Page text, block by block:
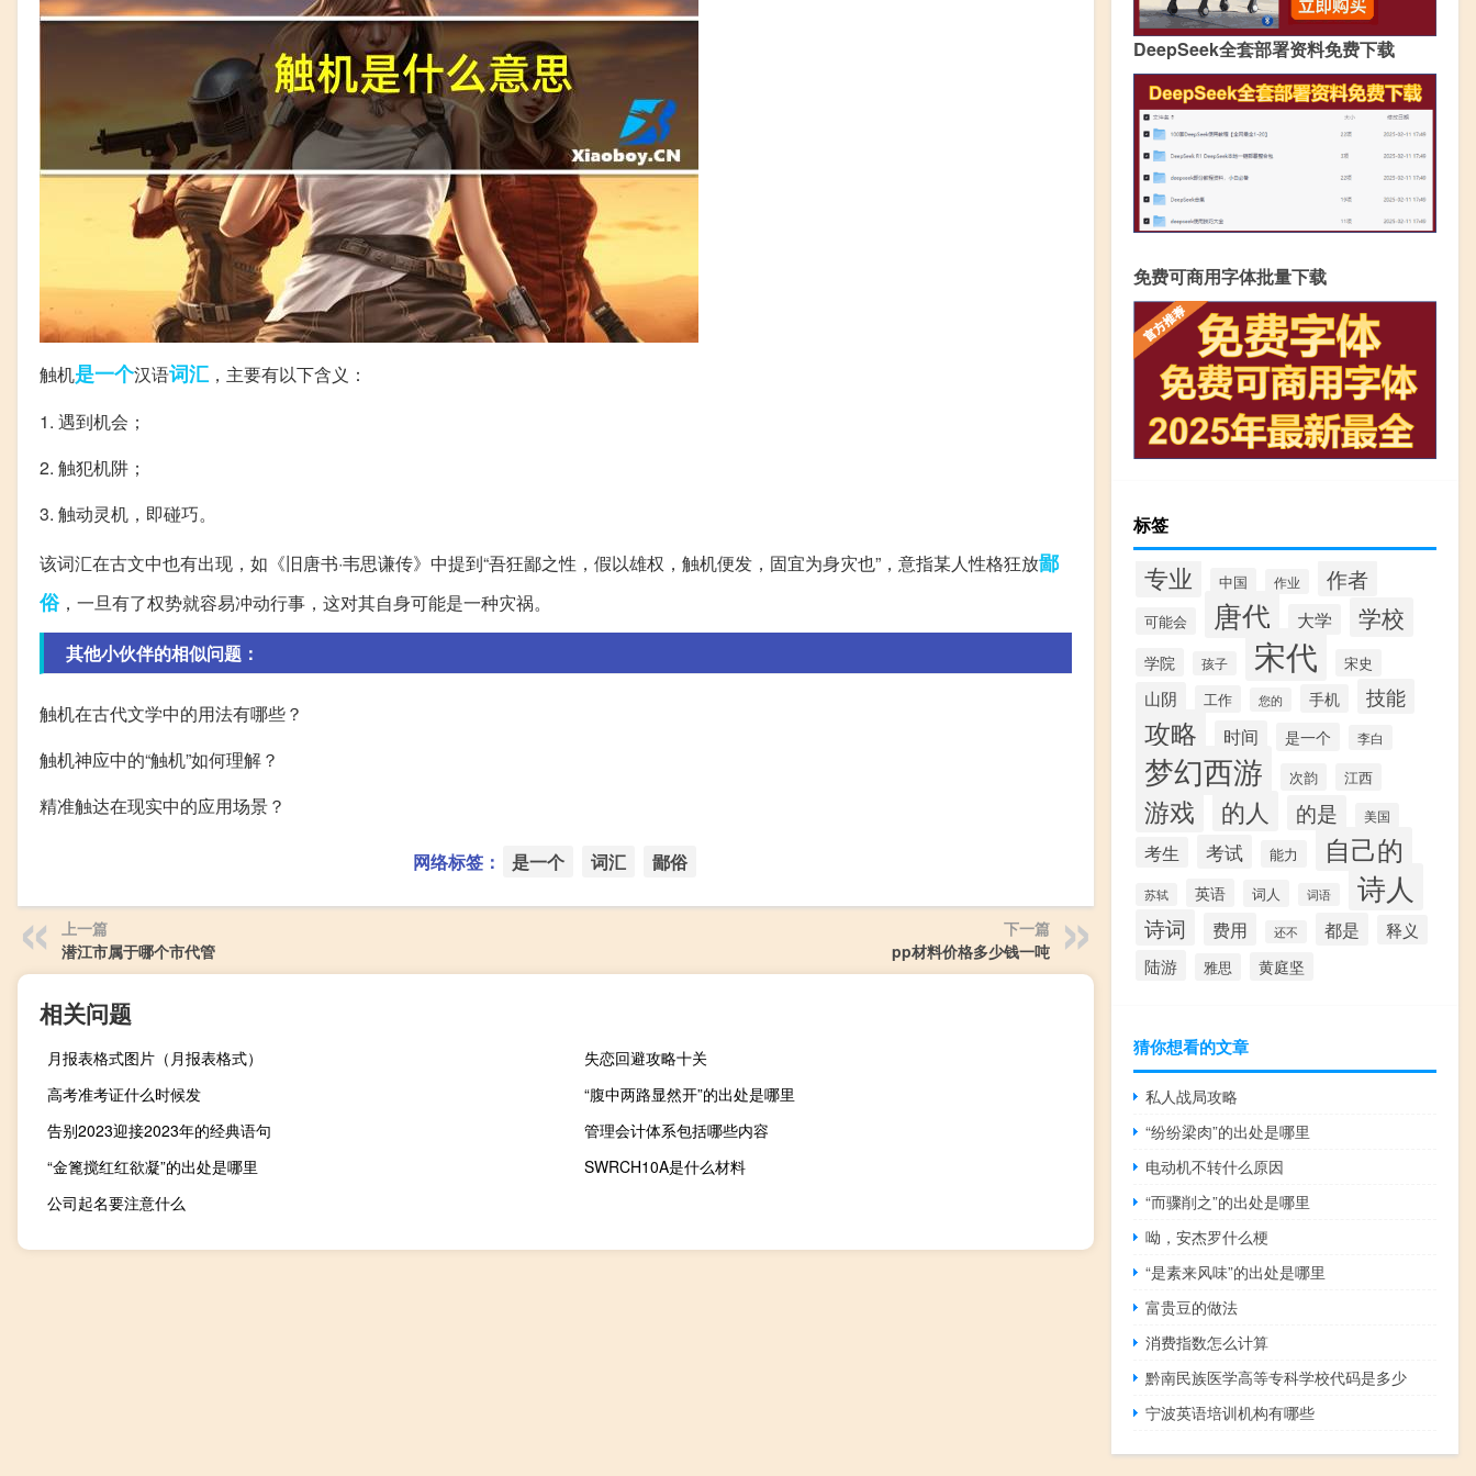
触机是一个汉语词汇 ，主要有以下含义：
1. 遇到机会；
2. 触犯机阱；
3. 触动灵机，即碰巧。
该词汇在古文中也有出现，如《旧唐书·韦思谦传》中提到“吾狂鄙之性，假以雄权，触机便发，固宜为身灾也”，意指某人性格狂放鄙
俗，一旦有了权势就容易冲动行事，这对其自身可能是一种灾祸。
其他小伙伴的相似问题：
触机在古代文学中的用法有哪些？
触机神应中的“触机”如何理解？
精准触达在现实中的应用场景？
网络标签： 是一个 词汇 鄙俗
上一篇
潜江市属于哪个市代管
下一篇
pp材料价格多少钱一吨
相关问题
月报表格式图片（月报表格式）
失恋回避攻略十关
高考准考证什么时候发
“腹中两路显然开”的出处是哪里
告别2023迎接2023年的经典语句
管理会计体系包括哪些内容
“金篦搅红红欲凝”的出处是哪里
SWRCH10A是什么材料
公司起名要注意什么
DeepSeek全套部署资料免费下载
免费可商用字体批量下载
标签
专业 中国 作业 作者
可能会 唐代 大学 学校
学院 孩子 宋代 宋史
山阴 工作 您的 手机 技能
攻略 时间 是一个 李白
梦幻西游 次韵 江西
游戏 的人 的是 美国
考生 考试 能力 自己的
苏轼 英语 词人 词语 诗人
诗词 费用 还不 都是 释义
陆游 雅思 黄庭坚
猜你想看的文章
私人战局攻略
“纷纷梁肉”的出处是哪里
电动机不转什么原因
“而骤削之”的出处是哪里
呦，安杰罗什么梗
“是素来风味”的出处是哪里
富贵豆的做法
消费指数怎么计算
黔南民族医学高等专科学校代码是多少
宁波英语培训机构有哪些